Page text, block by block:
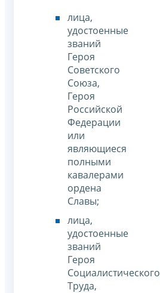
лица,
удостоенные
званий
Героя
Советского
Союза,
Героя
Российской
Федерации
или
являющиеся
полными
кавалерами
ордена
Славы;
лица,
удостоенные
званий
Героя
Социалистического
Труда,